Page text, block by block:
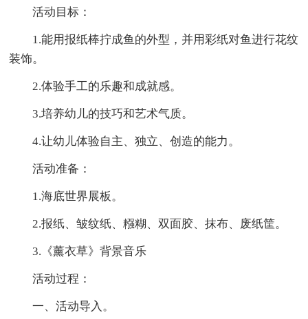
活动目标：
1.能用报纸棒拧成鱼的外型，并用彩纸对鱼进行花纹
装饰。
2.体验手工的乐趣和成就感。
3.培养幼儿的技巧和艺术气质。
4.让幼儿体验自主、独立、创造的能力。
活动准备：
1.海底世界展板。
2.报纸、皱纹纸、糨糊、双面胶、抹布、废纸筐。
3.《薰衣草》背景音乐
活动过程：
一、活动导入。